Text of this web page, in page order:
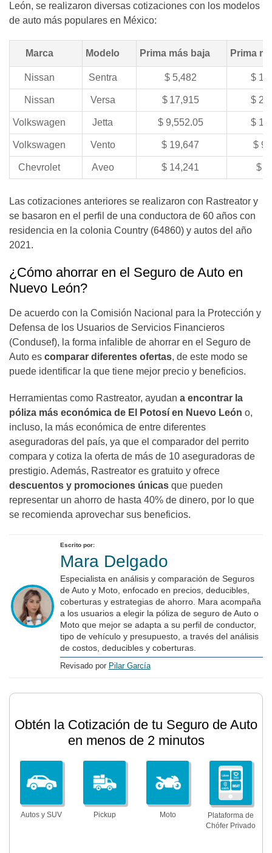
León, se realizaron diversas cotizaciones con los modelos
de auto más populares en México:
Marca Modelo Prima más baja Prima
Nissan Sentra $ 5,482 $
Nissan Versa $ 17,915 $
Volkswagen Jetta $ 9,552.05 $
Volkswagen Vento $ 19,647 $
Chevrolet Aveo $ 14,241 $
Las cotizaciones anteriores se realizaron con Rastreator y
se basaron en el perfil de una conductora de 60 años con
residencia en la colonia Country (64860) y autos del año
2021.
¿Cómo ahorrar en el Seguro de Auto en
Nuevo León?
De acuerdo con la Comisión Nacional para la Protección y
Defensa de los Usuarios de Servicios Financieros
(Condusef), la forma infalible de ahorrar en el Seguro de
Auto es comparar diferentes ofertas, de este modo se
puede identificar la que tiene mejor precio y beneficios.
Herramientas como Rastreator, ayudan a encontrar la
póliza más económica de El Potosí en Nuevo León o,
incluso, la más económica de entre diferentes
aseguradoras del país, ya que el comparador del perrito
compara y cotiza la oferta de más de 10 aseguradoras de
prestigio. Además, Rastreator es gratuito y ofrece
descuentos y promociones únicas que pueden
representar un ahorro de hasta 40% de dinero, por lo que
se recomienda aprovechar sus beneficios.
Escrito por:
Mara Delgado
Especialista en análisis y comparación de Seguros
de Auto y Moto, enfocado en precios, deducibles,
coberturas y estrategias de ahorro. Mara acompaña
a los usuarios a elegir la póliza de seguro de Auto o
Moto que mejor se adapta a su perfil de conductor,
tipo de vehículo y presupuesto, a través del análisis
de costos, deducibles y coberturas.
Revisado por Pilar García
Obtén la Cotización de tu Seguro de Auto
en menos de 2 minutos
Autos y SUV Pickup Moto
Plataforma de
Chófer Privado